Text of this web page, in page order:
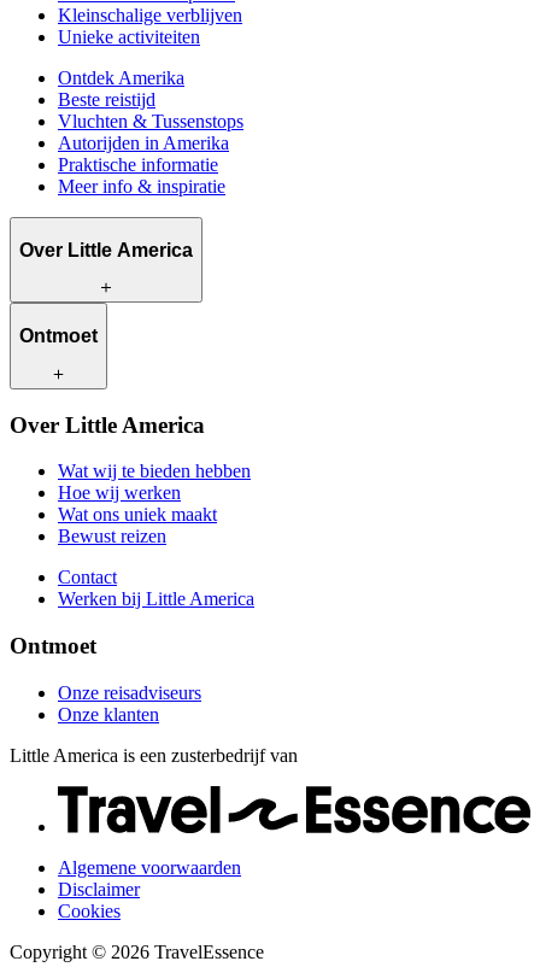
Kleinschalige verblijven
Unieke activiteiten
Ontdek Amerika
Beste reistijd
Vluchten & Tussenstops
Autorijden in Amerika
Praktische informatie
Meer info & inspiratie
Over Little America
Wat wij te bieden hebben
Wat ons uniek maakt
Contact
Werken bij Little America
Ontmoet
Onze reisadviseurs
Over Little America
Wat wij te bieden hebben
Hoe wij werken
Wat ons uniek maakt
Bewust reizen
Contact
Werken bij Little America
Ontmoet
Onze reisadviseurs
Onze klanten
Little America is een zusterbedrijf van
Algemene voorwaarden
Disclaimer
Cookies
Copyright © 2026 TravelEssence